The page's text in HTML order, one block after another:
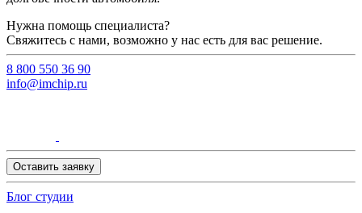
Нужна помощь специалиста?
Свяжитесь с нами, возможно у нас есть для вас решение.
8 800 550 36 90
info@imchip.ru
Оставить заявку
Блог студии